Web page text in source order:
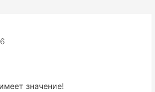
значение!